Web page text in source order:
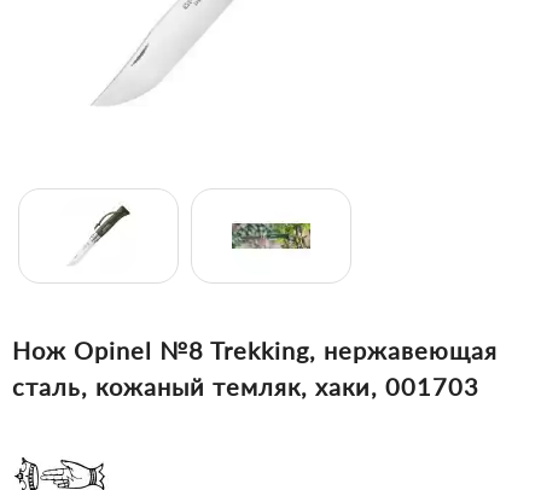
Нож Opinel №8 Trekking, нержавеющая
сталь, кожаный темляк, хаки, 001703